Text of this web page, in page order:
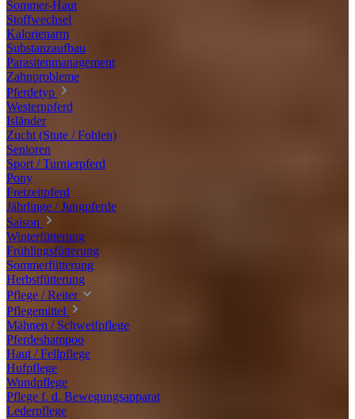
Sommer-Haut
Stoffwechsel
Kalorienarm
Substanzaufbau
Parasitenmanagement
Zahnprobleme
Pferdetyp
Westernpferd
Isländer
Zucht (Stute / Fohlen)
Senioren
Sport / Turnierpferd
Pony
Freizeitpferd
Jährlinge / Jungpferde
Saison
Winterfütterung
Frühlingsfütterung
Sommerfütterung
Herbstfütterung
Pflege / Reiter
Pflegemittel
Mähnen / Schweifpflege
Pferdeshampoo
Haut / Fellpflege
Hufpflege
Wundpflege
Pflege f. d. Bewegungsapparat
Lederpflege